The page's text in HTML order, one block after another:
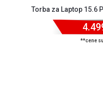
Torba za Laptop 15.6
**cene